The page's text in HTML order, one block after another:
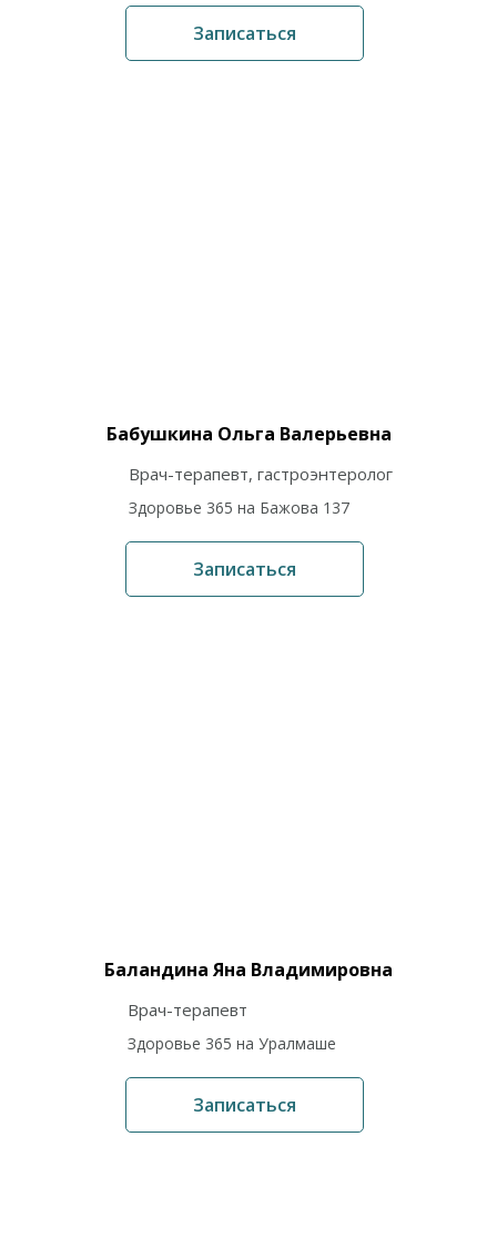
Записаться
Бабушкина Ольга Валерьевна
Врач-терапевт, гастроэнтеролог
Здоровье 365 на Бажова 137
Записаться
Баландина Яна Владимировна
Врач-терапевт
Здоровье 365 на Уралмаше
Записаться